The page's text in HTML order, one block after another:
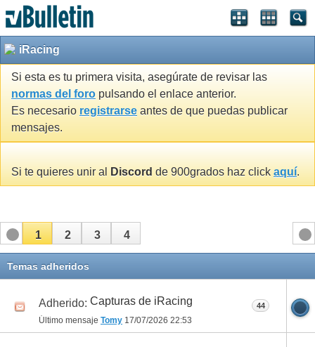
iRacing
Si esta es tu primera visita, asegúrate de revisar las
normas del foro pulsando el enlace anterior.
Es necesario registrarse antes de que puedas publicar
mensajes.
Si te quieres unir al Discord de 900grados haz click aquí.
1 2 3 4
Temas adheridos
Adherido: Capturas de iRacing
Último mensaje Tomy 17/07/2026 22:53
44